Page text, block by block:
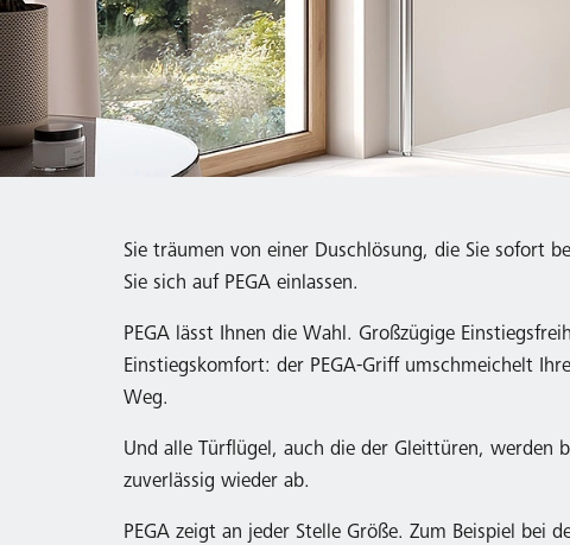
Sie träumen von einer Duschlösung, die Sie sofort
Sie sich auf PEGA einlassen.
PEGA lässt Ihnen die Wahl. Großzügige
Einstiegskomfort: der PEGA-Griff umschmeichelt
Weg.
Und alle Türflügel, auch die der Gleittüren, werden
zuverlässig wieder ab.
PEGA zeigt an jeder Stelle Größe. Zum Beispiel bei